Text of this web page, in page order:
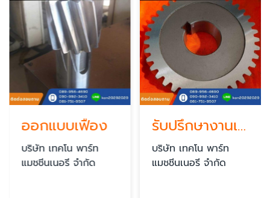
ออกแบบเฟือง
บริษัท เทคโน พาร์ท
แมชชีนเนอรี จำกัด
รับปรึกษางานเฟือง
บริษัท เทคโน พาร์ท
แมชชีนเนอรี จำกัด